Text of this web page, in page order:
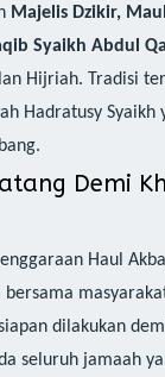
Majelis Dzikir,
Syaikh Abdul
Hijriah. Tradisi
Hadratusy Syaikh
Demi
Haul
dilakukan
seluruh jamaah